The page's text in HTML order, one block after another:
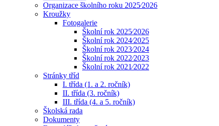
Organizace školního roku 2025⁄2026
Kroužky
Fotogalerie
Školní rok 2025⁄2026
Školní rok 2024⁄2025
Školní rok 2023⁄2024
Školní rok 2022⁄2023
Školní rok 2021⁄2022
Stránky tříd
I. třída (1. a 2. ročník)
II. třída (3. ročník)
III. třída (4. a 5. ročník)
Školská rada
Dokumenty